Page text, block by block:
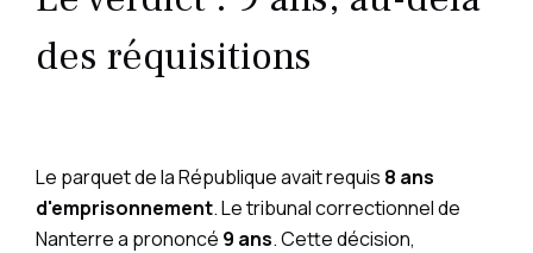
des réquisitions
Le parquet de la République avait requis 8 ans
d'emprisonnement. Le tribunal correctionnel de
Nanterre a prononcé 9 ans. Cette décision,